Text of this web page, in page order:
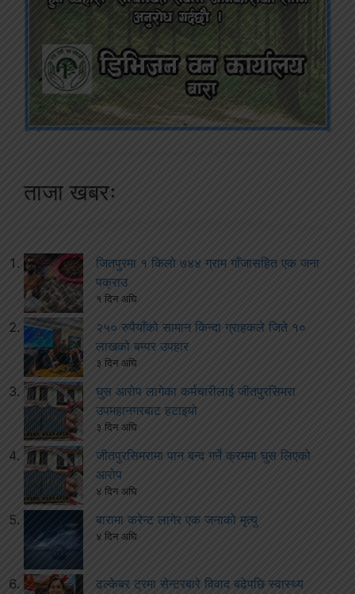
ताजा खबरः
जितपुरमा १ किलो ७४४ ग्राम गाँजासहित एक जना
पक्राउ
१ दिन अघि
२५० रुपैयाँको सामान किन्दा ग्राहकले जिते १०
लाखको बम्पर उपहार
३ दिन अघि
घुस आरोप लागेका कर्मचारीलाई जीतपुरसिमरा
उपमहानगरबाट हटाइयो
३ दिन अघि
जीतपुरसिमरामा पान बन्द गर्ने क्रममा घुस लिएको
आरोप
४ दिन अघि
बारामा करेन्ट लागेर एक जनाको मृत्यु
४ दिन अघि
ढल्केबर ट्रमा सेन्टरबारे विवाद बढेपछि स्वास्थ्य